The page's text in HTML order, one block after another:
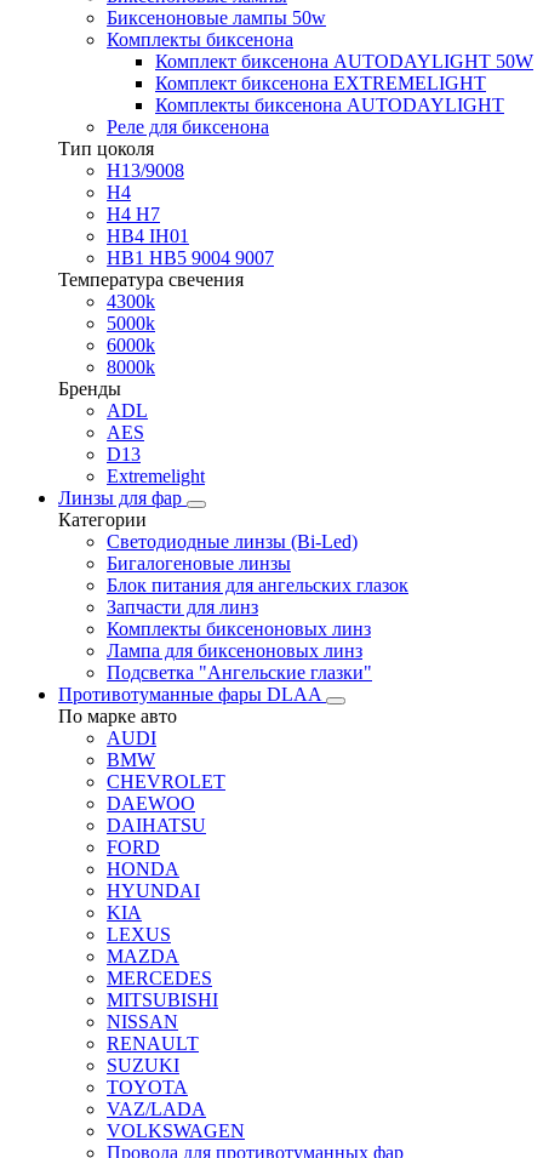
Биксеноновые лампы 50w
Комплекты биксенона
Комплект биксенона AUTODAYLIGHT 50W
Комплект биксенона EXTREMELIGHT
Комплекты биксенона AUTODAYLIGHT
Реле для биксенона
Тип цоколя
H13/9008
H4
H4 H7
HB4 IH01
HB1 HB5 9004 9007
Температура свечения
4300k
5000k
6000k
8000k
Бренды
ADL
AES
D13
Extremelight
Линзы для фар
Категории
Светодиодные линзы (Bi-Led)
Бигалогеновые линзы
Блок питания для ангельских глазок
Запчасти для линз
Комплекты биксеноновых линз
Лампа для биксеноновых линз
Подсветка "Ангельские глазки"
Противотуманные фары DLAA
По марке авто
AUDI
BMW
CHEVROLET
DAEWOO
DAIHATSU
FORD
HONDA
HYUNDAI
KIA
LEXUS
MAZDA
MERCEDES
MITSUBISHI
NISSAN
RENAULT
SUZUKI
TOYOTA
VAZ/LADA
VOLKSWAGEN
Провода для противотуманных фар